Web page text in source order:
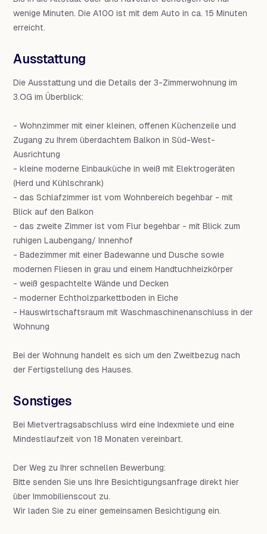
wenige Minuten. Die A100 ist mit dem Auto in ca. 15 Minuten
erreicht.
Ausstattung
Die Ausstattung und die Details der 3-Zimmerwohnung im
3.OG im Überblick:
- Wohnzimmer mit einer kleinen, offenen Küchenzeile und
Zugang zu Ihrem überdachtem Balkon in Süd-West-
Ausrichtung
- kleine moderne Einbauküche in weiß mit Elektrogeräten
(Herd und Kühlschrank)
- das Schlafzimmer ist vom Wohnbereich begehbar - mit
Blick auf den Balkon
- das zweite Zimmer ist vom Flur begehbar - mit Blick zum
ruhigen Laubengang/ Innenhof
- Badezimmer mit einer Badewanne und Dusche sowie
modernen Fliesen in grau und einem Handtuchheizkörper
- weiß gespachtelte Wände und Decken
- moderner Echtholzparkettboden in Eiche
- Hauswirtschaftsraum mit Waschmaschinenanschluss in der
Wohnung
Bei der Wohnung handelt es sich um den Zweitbezug nach
der Fertigstellung des Hauses.
Sonstiges
Bei Mietvertragsabschluss wird eine Indexmiete und eine
Mindestlaufzeit von 18 Monaten vereinbart.
Der Weg zu Ihrer schnellen Bewerbung:
Bitte senden Sie uns Ihre Besichtigungsanfrage direkt hier
über Immobilienscout zu.
Wir laden Sie zu einer gemeinsamen Besichtigung ein.